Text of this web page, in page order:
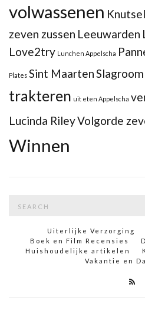
volwassenen
zeven zussen Leeuwarden
Love2try Lunchen Appelscha
Plates Sint MaartenSlagroom
trakteren uit eten Appelscha
Lucinda RileyVolgorde
Winnen
for:
Uiterlijke Verzorging
Boek en Film Recensies
Huishoudelijke artikelen
Vakantie en